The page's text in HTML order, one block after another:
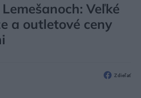
Lemešanoch: Veľké
a outletové ceny
Zdieľať